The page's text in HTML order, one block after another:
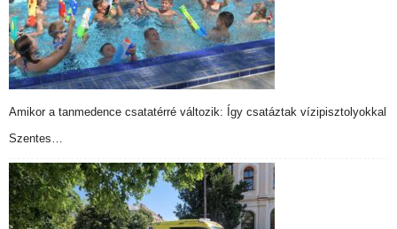
Amikor a tanmedence csatatérré változik: Így csatáztak vízipisztolyokkal
Szentes…